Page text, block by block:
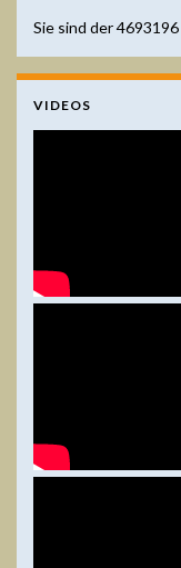
Sie sind der4693196
VIDEOS